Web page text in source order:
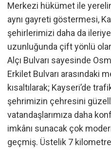
Merkezi hükümet ile
aynı gayreti göstermesi,
şehirlerimizi daha da
uzunluğunda çift yönlü
Alçı Bulvarı sayesinde
Erkilet Bulvarı arasındaki
kısaltılarak; Kayseri’de
şehrimizin çehresini
vatandaşlarımıza daha
imkânı sunacak çok
geçmiş. Üstelik 7